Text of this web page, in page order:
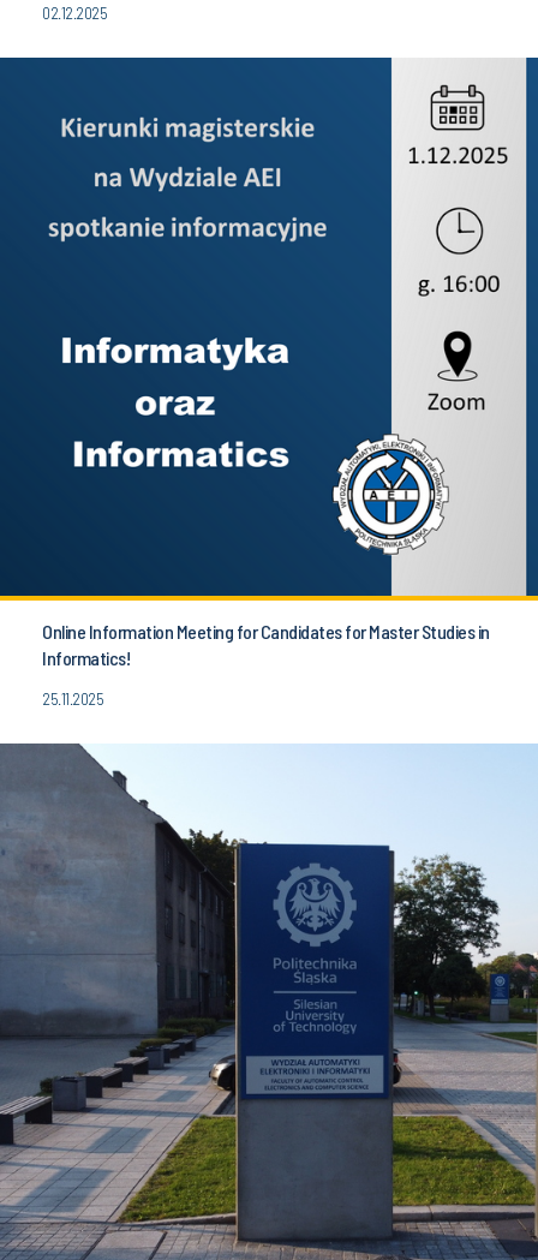
02.12.2025
Online Information Meeting for Candidates for Master Studies in
Informatics!
25.11.2025